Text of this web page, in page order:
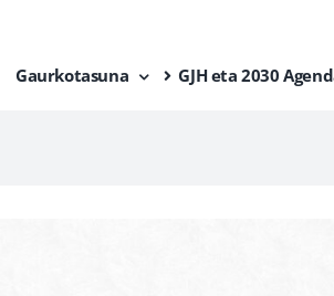
Gaurkotasuna GJH eta 2030